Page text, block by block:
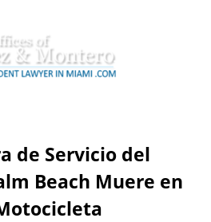
de Servicio del
Beach Muere en